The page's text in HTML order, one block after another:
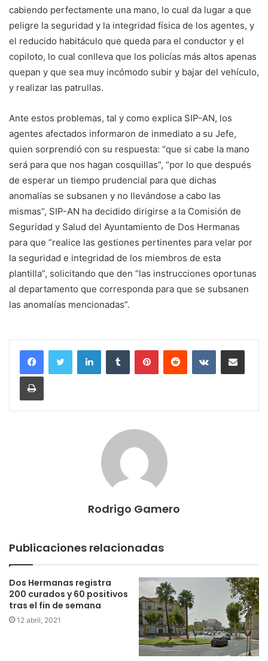
cabiendo perfectamente una mano, lo cual da lugar a que
peligre la seguridad y la integridad física de los agentes, y
el reducido habitáculo que queda para el conductor y el
copiloto, lo cual conlleva que los policías más altos apenas
quepan y que sea muy incómodo subir y bajar del vehículo,
y realizar las patrullas.
Ante estos problemas, tal y como explica SIP-AN, los
agentes afectados informaron de inmediato a su Jefe,
quien sorprendió con su respuesta: “que si cabe la mano
será para que nos hagan cosquillas”, “por lo que después
de esperar un tiempo prudencial para que dichas
anomalías se subsanen y no llevándose a cabo las
mismas”, SIP-AN ha decidido dirigirse a la Comisión de
Seguridad y Salud del Ayuntamiento de Dos Hermanas
para que “realice las gestiones pertinentes para velar por
la seguridad e integridad de los miembros de esta
plantilla”, solicitando que den “las instrucciones oportunas
al departamento que corresponda para que se subsanen
las anomalías mencionadas”.
Rodrigo Gamero
Publicaciones relacionadas
Dos Hermanas registra
200 curados y 60 positivos
tras el fin de semana
12 abril, 2021